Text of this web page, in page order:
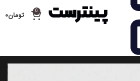
0 تومان۰